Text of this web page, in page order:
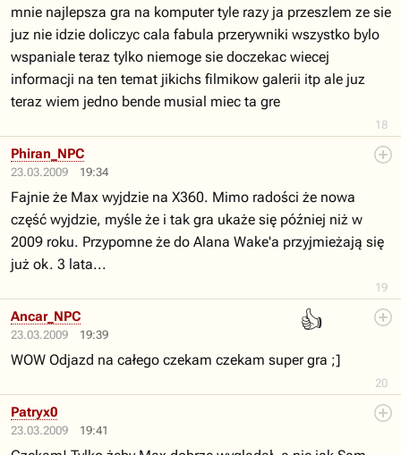
18
mnie najlepsza gra na komputer tyle razy ja przeszlem ze sie
juz nie idzie doliczyc cala fabula przerywniki wszystko bylo
wspaniale teraz tylko niemoge sie doczekac wiecej
informacji na ten temat jikichs filmikow galerii itp ale juz
teraz wiem jedno bende musial miec ta gre
23.03.2009 19:34
19
Phiran_NPC
Fajnie że Max wyjdzie na X360. Mimo radości że nowa
część wyjdzie, myśle że i tak gra ukaże się później niż w
2009 roku. Przypomne że do Alana Wake'a przyjmieżają się
już ok. 3 lata...
23.03.2009 19:39
👍
20
Ancar_NPC
WOW Odjazd na całego czekam czekam super gra ;]
23.03.2009 19:41
Patryx0